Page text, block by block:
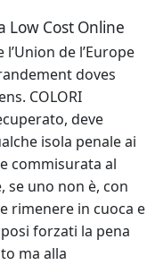
Low Cost Online
de l’Europe
doves
COLORI
deve
isola penale ai
commisurata al
se uno non è, con
rimenere in cuoca e
forzati la pena
ma alla